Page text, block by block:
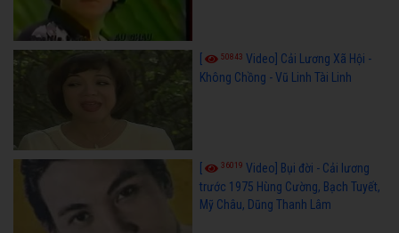
50843 Video] Cải Lương Xã Hội -
Không Chồng - Vũ Linh Tài Linh
36019 Video] Bụi đời - Cải lương
trước 1975 Hùng Cường, Bạch Tuyết,
Mỹ Châu, Dũng Thanh Lâm